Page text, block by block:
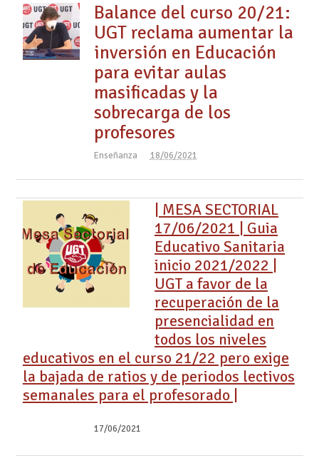
Balance del curso 20/21:
UGT reclama aumentar la
inversión en Educación
para evitar aulas
masificadas y la
sobrecarga de los
profesores
Enseñanza 18/06/2021
| MESA SECTORIAL
17/06/2021 | Guia
Educativo Sanitaria
inicio 2021/2022 |
UGT a favor de la
recuperación de la
presencialidad en
todos los niveles
educativos en el curso 21/22 pero exige
la bajada de ratios y de periodos lectivos
semanales para el profesorado |
17/06/2021